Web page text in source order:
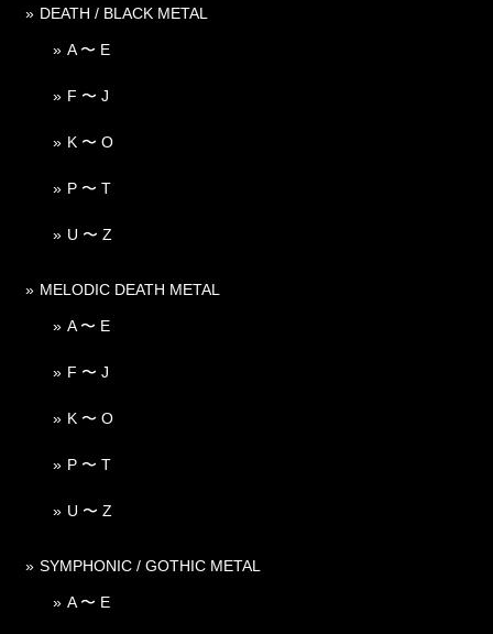
DEATH / BLACK METAL
A 〜 E
F 〜 J
K 〜 O
P 〜 T
U 〜 Z
MELODIC DEATH METAL
A 〜 E
F 〜 J
K 〜 O
P 〜 T
U 〜 Z
SYMPHONIC / GOTHIC METAL
A 〜 E